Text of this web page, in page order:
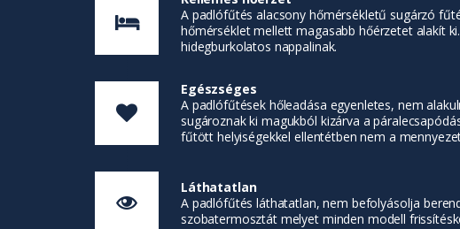
A padlófűtés alacsony hőmérsékletű sugárzó
hőmérséklet mellett magasabb hőérzetet alakít
hidegburkolatos nappalinak.
Egészséges
A padlófűtések hőleadása egyenletes, nem
sugároznak ki magukból kizárva a
fűtött helyiségekkel ellentétben nem a
Láthatatlan
A padlófűtés láthatatlan, nem befolyásolja
szobatermosztát melyet minden modell